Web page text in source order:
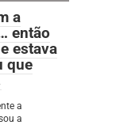
a
então
estava
que
a
a